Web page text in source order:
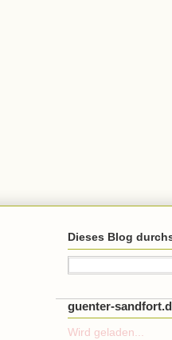
Dieses Blog
guenter-
Wird geladen...